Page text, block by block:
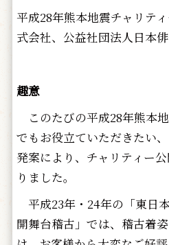
平成28年熊本地震チャリテ
式会社、公益社団法人日本俳
趣意
このたびの平成28年熊本
でもお役立ていただきたい
発案により、チャリティー
りました。
平成23年・24年の「東日
開舞台稽古」では、稽古着